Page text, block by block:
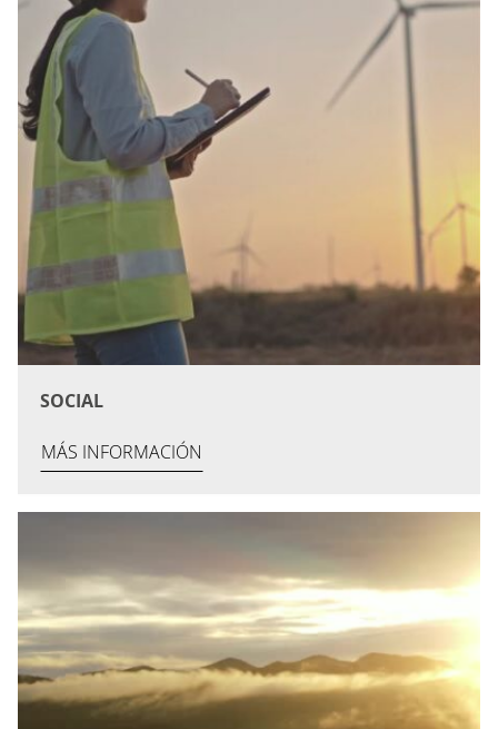
SOCIAL
MÁS INFORMACIÓN